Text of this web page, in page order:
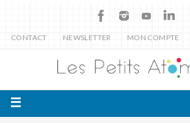
CONTACT NEWSLETTER MON COMPTE